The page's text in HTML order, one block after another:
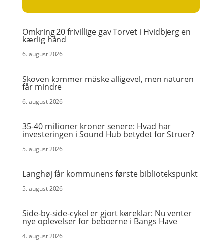
Omkring 20 frivillige gav Torvet i Hvidbjerg en
kærlig hånd
6. august 2026
Skoven kommer måske alligevel, men naturen
får mindre
6. august 2026
35-40 millioner kroner senere: Hvad har
investeringen i Sound Hub betydet for Struer?
5. august 2026
Langhøj får kommunens første bibliotekspunkt
5. august 2026
Side-by-side-cykel er gjort køreklar: Nu venter
nye oplevelser for beboerne i Bangs Have
4. august 2026